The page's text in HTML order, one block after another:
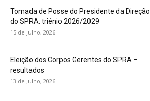
Tomada de Posse do Presidente da Direção
do SPRA: triénio 2026/2029
15 de Julho, 2026
Eleição dos Corpos Gerentes do SPRA –
resultados
13 de Julho, 2026